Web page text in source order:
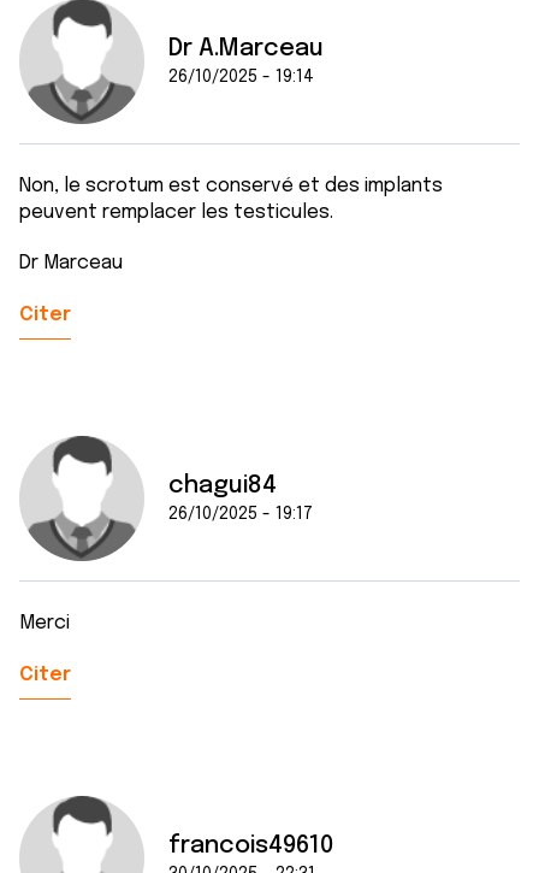
Dr A.Marceau
26/10/2025 - 19:14
Non, le scrotum est conservé et des implants
peuvent remplacer les testicules.
Dr Marceau
Citer
chagui84
26/10/2025 - 19:17
Merci
Citer
francois49610